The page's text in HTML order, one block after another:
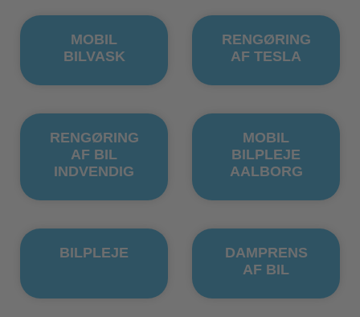
MOBIL
BILVASK
RENGØRING
AF TESLA
RENGØRING
AF BIL
INDVENDIG
MOBIL
BILPLEJE
AALBORG
BILPLEJE
DAMPRENS
AF BIL